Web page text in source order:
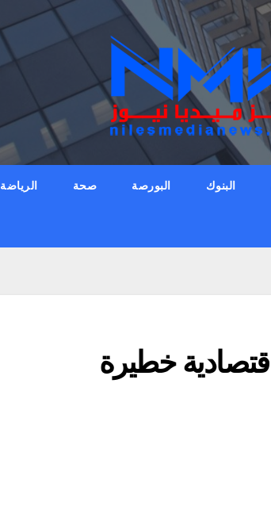
البنوك البورصة صحة الرياضة
خطيرة